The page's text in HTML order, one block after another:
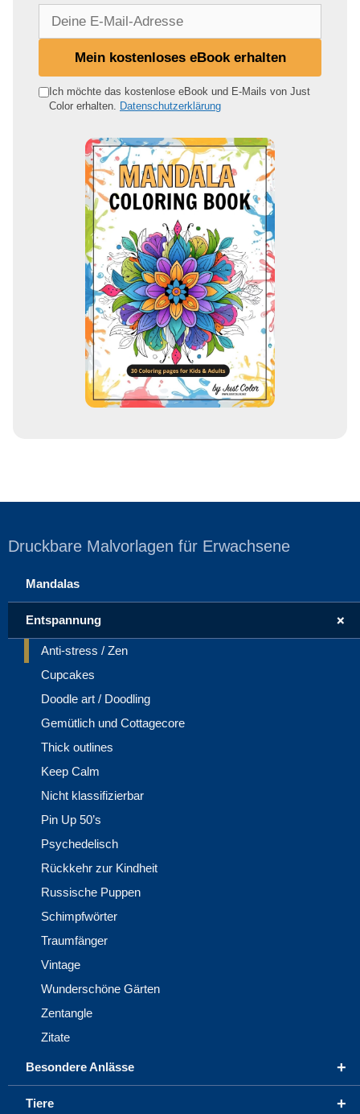
e
Mein kostenloses eBook erhalten
Ich möchte das kostenlose eBook und E-Mails von Just
Color erhalten. Datenschutzerklärung
Druckbare Malvorlagen für Erwachsene
Mandalas
+
Entspannung
Anti-stress / Zen
Cupcakes
Doodle art / Doodling
Gemütlich und Cottagecore
Thick outlines
Keep Calm
Nicht klassifizierbar
Pin Up 50’s
Psychedelisch
Rückkehr zur Kindheit
Russische Puppen
Schimpfwörter
Traumfänger
Vintage
Wunderschöne Gärten
Zentangle
Zitate
+
Besondere Anlässe
+
Tiere